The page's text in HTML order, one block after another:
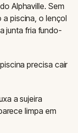
Alphaville. Sem
piscina, o lençol
junta fria fundo-
precisa cair
a sujeira
limpa em